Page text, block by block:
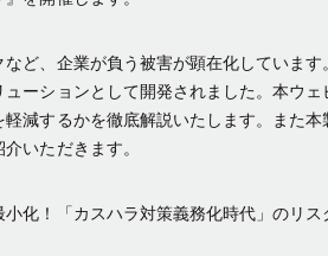
ど、企業が負う被害が顕在化していま
ーションとして開発されました。本ウ
減するかを徹底解説いたします。また
いただきます。
化！「カスハラ対策義務化時代」のリ